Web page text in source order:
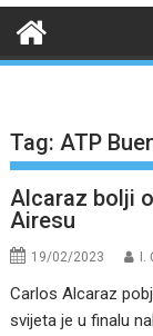
Tag:ATP
Alcaraz bolji
Airesu
19/02/2023 I.
Carlos Alcaraz
svijeta je u finalu